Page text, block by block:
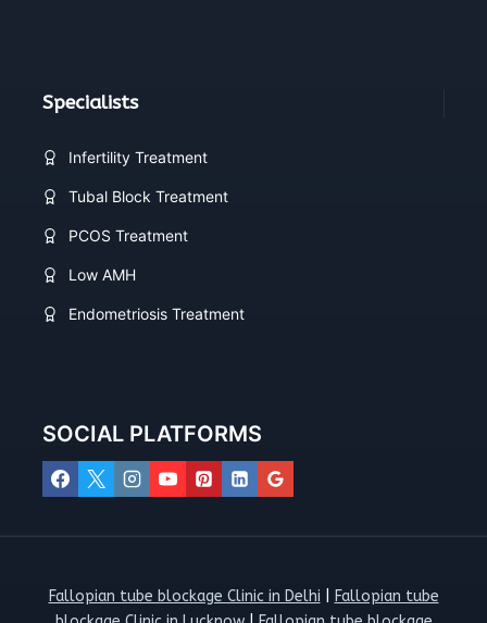
Specialists
Infertility Treatment
Tubal Block Treatment
PCOS Treatment
Low AMH
Endometriosis Treatment
SOCIAL PLATFORMS
Fallopian tube blockage Clinic in Delhi
Fallopian tube